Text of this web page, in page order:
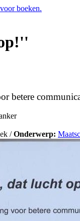
betere
/Onderwerp: